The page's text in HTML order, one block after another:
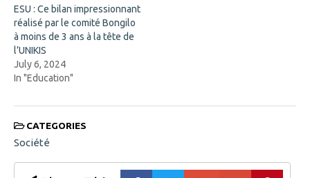
w
i
n
d
o
w
)
ESU : Ce bilan impressionnant
réalisé par le comité Bongilo
à moins de 3 ans à la tête de
l’UNIKIS
July 6, 2024
In "Education"
CATEGORIES
Société